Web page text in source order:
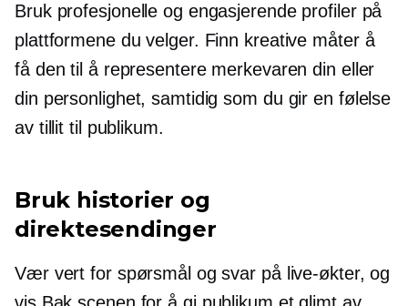
Bruk profesjonelle og engasjerende profiler på
plattformene du velger. Finn kreative måter å
få den til å representere merkevaren din eller
din personlighet, samtidig som du gir en følelse
av tillit til publikum.
Bruk historier og
direktesendinger
Vær vert for spørsmål og svar på live-økter, og